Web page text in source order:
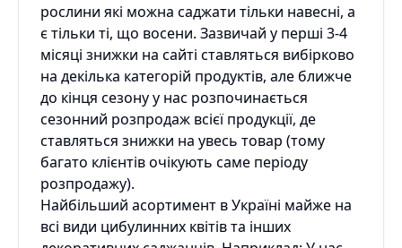
рослини які можна саджати тільки навесні, а
є тільки ті, що восени. Зазвичай у перші 3-4
місяці знижки на сайті ставляться вибірково
на декілька категорій продуктів, але ближче
до кінця сезону у нас розпочинається
сезонний розпродаж всієї продукції, де
ставляться знижки на увесь товар (тому
багато клієнтів очікують саме періоду
розпродажу).
Найбільший асортимент в Україні майже на
всі види цибулинних квітів та інших